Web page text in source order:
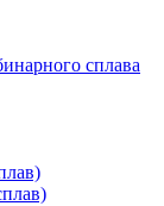
сплава